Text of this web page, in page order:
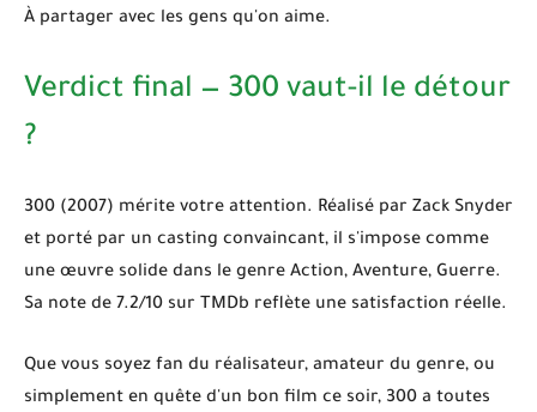
À partager avec les gens qu'on aime.
Verdict final — 300 vaut-il le détour
?
300 (2007) mérite votre attention. Réalisé par Zack Snyder
et porté par un casting convaincant, il s'impose comme
une œuvre solide dans le genre Action, Aventure, Guerre.
Sa note de 7.2/10 sur TMDb reflète une satisfaction réelle.
Que vous soyez fan du réalisateur, amateur du genre, ou
simplement en quête d'un bon film ce soir, 300 a toutes